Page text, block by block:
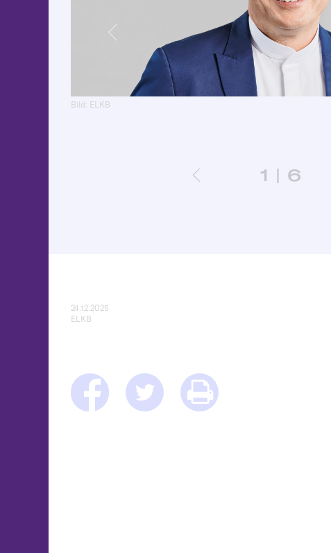
Bild: ELKB
1 | 6
Previous
24.12.2025
ELKB